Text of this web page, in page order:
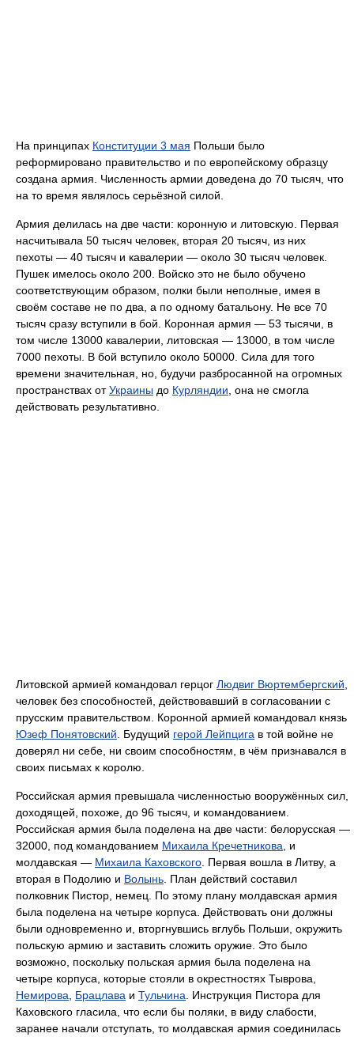
На принципах Конституции 3 мая Польши было
реформировано правительство и по европейскому образцу
создана армия. Численность армии доведена до 70 тысяч, что
на то время являлось серьёзной силой.
Армия делилась на две части: коронную и литовскую. Первая
насчитывала 50 тысяч человек, вторая 20 тысяч, из них
пехоты — 40 тысяч и кавалерии — около 30 тысяч человек.
Пушек имелось около 200. Войско это не было обучено
соответствующим образом, полки были неполные, имея в
своём составе не по два, а по одному батальону. Не все 70
тысяч сразу вступили в бой. Коронная армия — 53 тысячи, в
том числе 13000 кавалерии, литовская — 13000, в том числе
7000 пехоты. В бой вступило около 50000. Сила для того
времени значительная, но, будучи разбросанной на огромных
пространствах отУкраины до Курляндии , она не смогла
действовать результативно.
Литовской армией командовал герцог Людвиг Вюртембергский
человек без способностей, действовавший в согласовании с
прусским правительством. Коронной армией командовал князь
Юзеф Понятовский . Будущий герой Лейпцига в той войне не
доверял ни себе, ни своим способностям, в чём признавался в
своих письмах к королю.
Российская армия превышала численностью вооружённых сил,
доходящей, похоже, до 96 тысяч, и командованием.
Российская армия была поделена на две части: белорусская —
32000, под командованием Михаила Кречетникова , и
молдавская — Михаила Каховского . Первая вошла в Литву, а
вторая в Подолию и Волынь . План действий составил
полковник Пистор, немец. По этому плану молдавская армия
была поделена на четыре корпуса. Действовать они должны
были одновременно и, вторгнувшись вглубь Польши, окружить
польскую армию и заставить сложить оружие. Это было
возможно, поскольку польская армия была поделена на
четыре корпуса, которые стояли в окрестностях Тыврова,
Немирова
Брацлава и Тульчина . Инструкция Пистора для
Каховского гласила, что если бы поляки, в виду слабости,
заранее начали отступать, то молдавская армия соединилась